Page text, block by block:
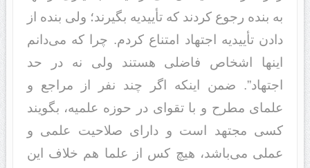
به بنده رجوع کردند که تأییدیه بگیرند؛ ولی بنده از
دادن تأییدیه اجتهاد امتناع کردم. چرا که می‌دانم
اینها اشخاص فاضلی هستند ولی نه در حد
اجتهاد”. ضمن اینکه اگر چند نفر از مراجع و
علمای مطرح و با تقوای در حوزه علمیه، بگویند
کسی مجتهد است و دارای صلاحیت علمی و
عملی می‌باشد، هیچ کس از علما هم خلاف این